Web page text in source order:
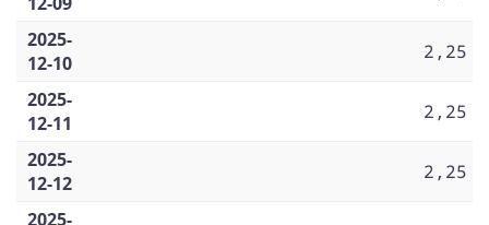
2025-
12-10
2,25
2025-
12-11
2,25
2025-
12-12
2,25
2025-